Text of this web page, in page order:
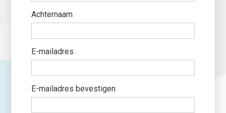
Achternaam
E-mailadres
E-mailadres bevestigen